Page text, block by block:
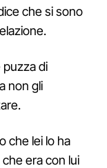
che si sono
di
non gli
che lei lo ha
era con lui